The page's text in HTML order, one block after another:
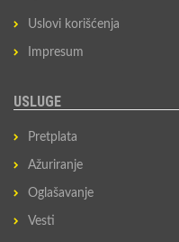
Uslovi korišćenja
Impresum
USLUGE
Pretplata
Ažuriranje
Oglašavanje
Vesti